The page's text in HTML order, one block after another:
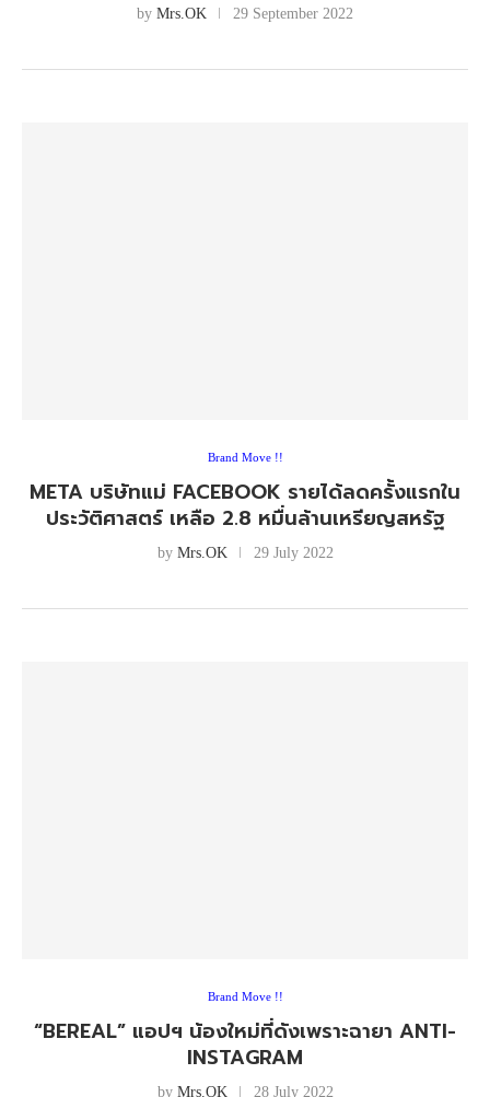
by Mrs.OK 29 September 2022
Brand Move !!
META บริษัทแม่ FACEBOOK รายได้ลดครั้งแรกใน
ประวัติศาสตร์ เหลือ 2.8 หมื่นล้านเหรียญสหรัฐ
by Mrs.OK 29 July 2022
Brand Move !!
“BEREAL” แอปฯ น้องใหม่ที่ดังเพราะฉายา ANTI-
INSTAGRAM
by Mrs.OK 28 July 2022